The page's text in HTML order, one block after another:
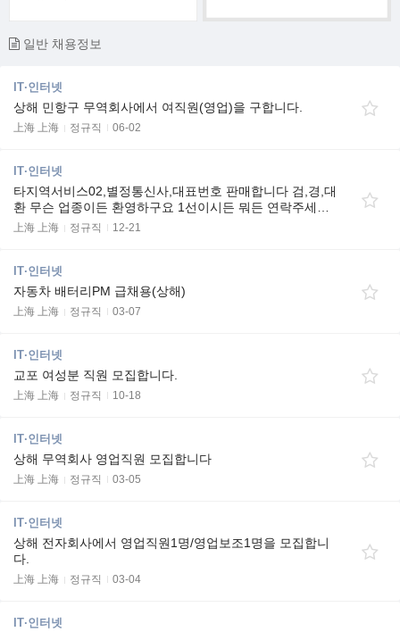
일반 채용정보
IT·인터넷
상해 민항구 무역회사에서 여직원(영업)을 구합니다.
上海 上海 정규직 06-02
IT·인터넷
타지역서비스02,별정통신사,대표번호 판매합니다 검,경,대
환 무슨 업종이든 환영하구요 1선이시든 뭐든 연락주세…
上海 上海 정규직 12-21
IT·인터넷
자동차 배터리PM 급채용(상해)
上海 上海 정규직 03-07
IT·인터넷
교포 여성분 직원 모집합니다.
上海 上海 정규직 10-18
IT·인터넷
상해 무역회사 영업직원 모집합니다
上海 上海 정규직 03-05
IT·인터넷
상해 전자회사에서 영업직원1명/영업보조1명을 모집합니
다.
上海 上海 정규직 03-04
IT·인터넷